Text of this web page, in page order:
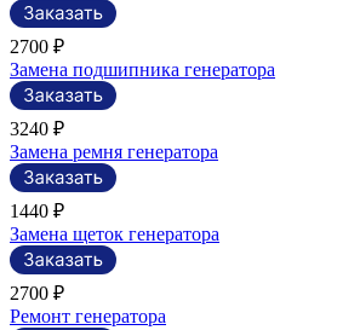
2700 ₽
Замена подшипника генератора
3240 ₽
Замена ремня генератора
1440 ₽
Замена щеток генератора
2700 ₽
Ремонт генератора